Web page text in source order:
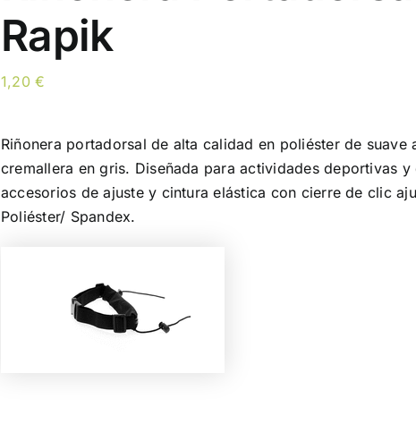
Rapik
1,20€
Riñonera portadorsal de alta calidad en poliéster de suave
cremallera en gris. Diseñada para actividades deportivas
accesorios de ajuste y cintura elástica con cierre de clic
Poliéster/ Spandex.